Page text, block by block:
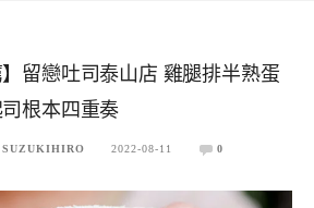
】留戀吐司泰山店 雞腿排半熟蛋
根本四重奏
SUZUKIHIRO 2022-08-11 0